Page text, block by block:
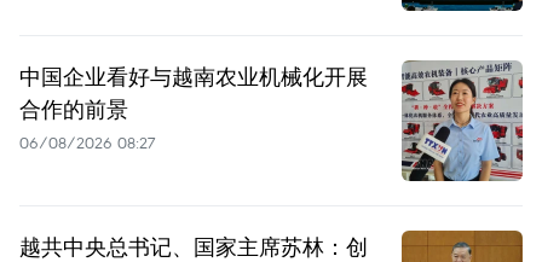
中国企业看好与越南农业机械化开展
合作的前景
06/08/2026 08:27
越共中央总书记、国家主席苏林：创